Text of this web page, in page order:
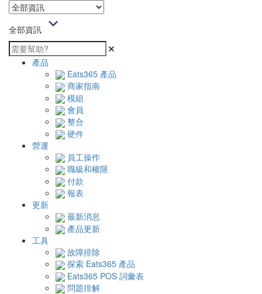
全部資訊
產品
Eats365 產品
商家指南
模組
會員
整合
硬件
營運
員工操作
職級和權限
付款
報表
更新
最新消息
產品更新
工具
故障排除
探索 Eats365 產品
Eats365 POS 詞彙表
問題排解